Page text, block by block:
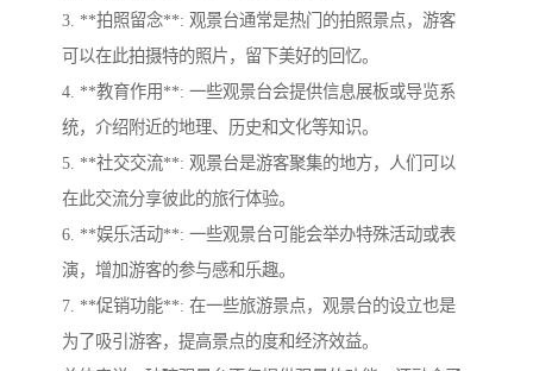
3. **拍照留念**: 观景台通常是热门的拍照景点，游客
可以在此拍摄特的照片，留下美好的回忆。
4. **教育作用**: 一些观景台会提供信息展板或导览系
统，介绍附近的地理、历史和文化等知识。
5. **社交交流**: 观景台是游客聚集的地方，人们可以
在此交流分享彼此的旅行体验。
6. **娱乐活动**: 一些观景台可能会举办特殊活动或表
演，增加游客的参与感和乐趣。
7. **促销功能**: 在一些旅游景点，观景台的设立也是
为了吸引游客，提高景点的度和经济效益。